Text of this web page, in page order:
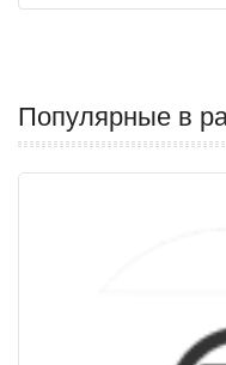
Популярные в